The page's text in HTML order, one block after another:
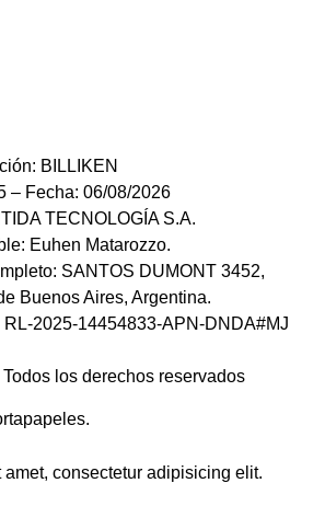
BILLIKEN
– Fecha: 06/08/2026
TECNOLOGÍA S.A.
Euhen Matarozzo.
SANTOS DUMONT 3452,
Buenos Aires, Argentina.
RL-2025-14454833-APN-DNDA#MJ
los derechos reservados
amet, consectetur adipisicing elit.